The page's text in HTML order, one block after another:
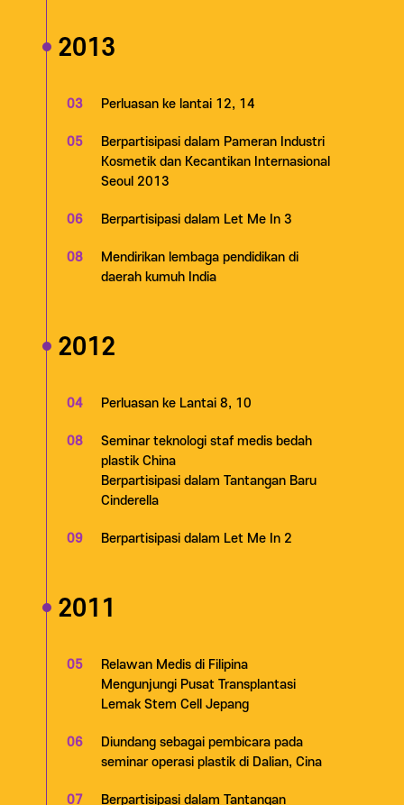
2013
03 Perluasan ke lantai 12, 14
05
Berpartisipasi dalam Pameran Industri
Kosmetik dan Kecantikan Internasional
Seoul 2013
06 Berpartisipasi dalam Let Me In 3
08
Mendirikan lembaga pendidikan di
daerah kumuh India
2012
04 Perluasan ke Lantai 8, 10
08
Seminar teknologi staf medis bedah
plastik China
Berpartisipasi dalam Tantangan Baru
Cinderella
09 Berpartisipasi dalam Let Me In 2
2011
05
Relawan Medis di Filipina
Mengunjungi Pusat Transplantasi
Lemak Stem Cell Jepang
06
Diundang sebagai pembicara pada
seminar operasi plastik di Dalian, Cina
07
Berpartisipasi dalam Tantangan